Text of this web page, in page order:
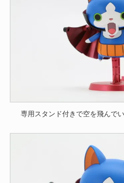
専用スタンド付きで空を飛んで